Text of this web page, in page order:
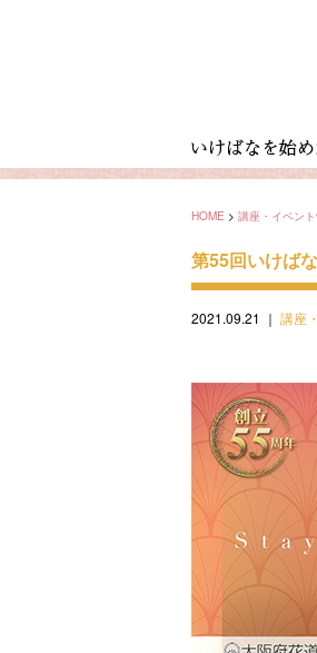
HOME > 講座・イベン
第55回いけば
2021.09.21 ｜ 講座